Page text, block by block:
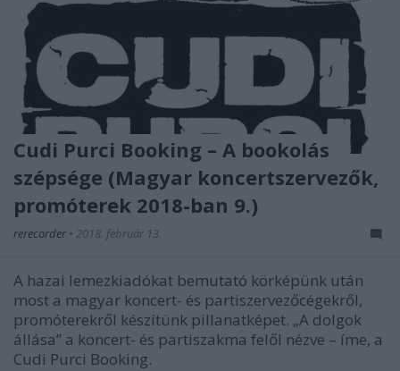
Cudi Purci Booking – A bookolás
szépsége (Magyar koncertszervezők,
promóterek 2018-ban 9.)
rerecorder • 2018. február 13.
A hazai lemezkiadókat bemutató körképünk után
most a magyar koncert- és partiszervezőcégekről,
promóterekről készítünk pillanatképet. „A dolgok
állása” a koncert- és partiszakma felől nézve – íme, a
Cudi Purci Booking.